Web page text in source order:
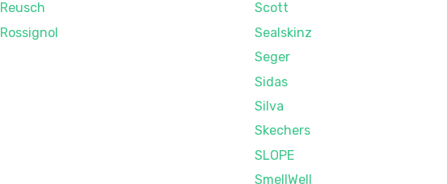
Reusch
Rossignol
Scott
Sealskinz
Seger
Sidas
Silva
Skechers
SLOPE
SmellWell